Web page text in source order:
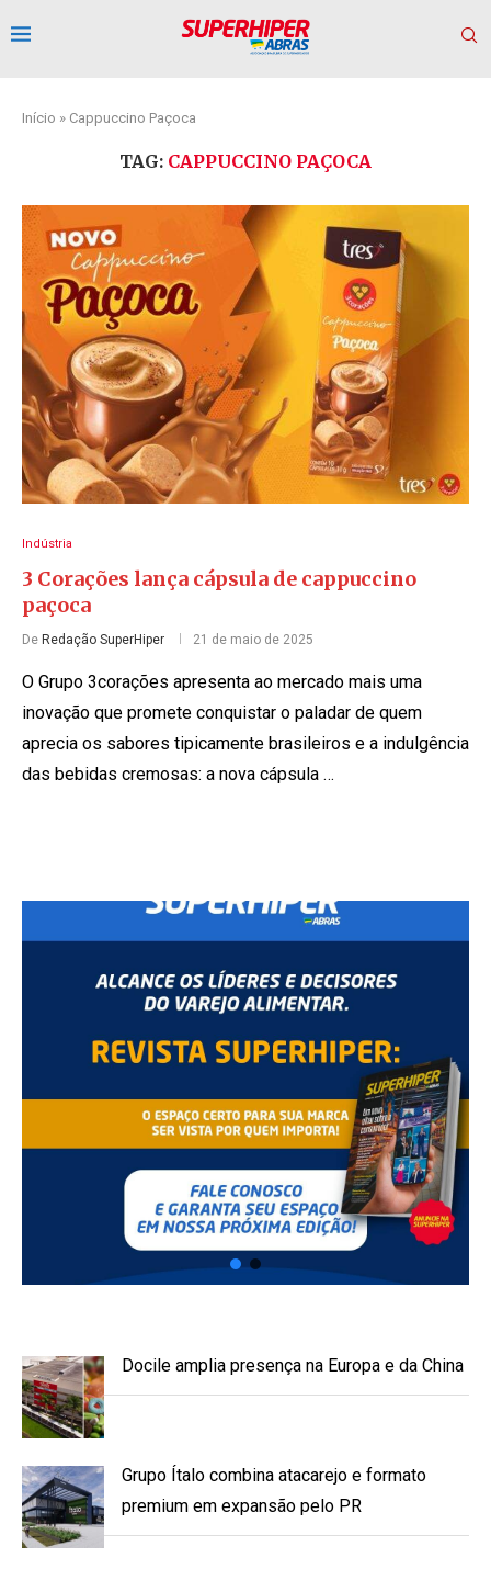
Início » Cappuccino Paçoca
TAG: CAPPUCCINO PAÇOCA
Indústria
3 Corações lança cápsula de cappuccino
paçoca
De Redação SuperHiper 21 de maio de 2025
O Grupo 3corações apresenta ao mercado mais uma
inovação que promete conquistar o paladar de quem
aprecia os sabores tipicamente brasileiros e a indulgência
das bebidas cremosas: a nova cápsula …
Docile amplia presença na Europa e da China
Grupo Ítalo combina atacarejo e formato
premium em expansão pelo PR